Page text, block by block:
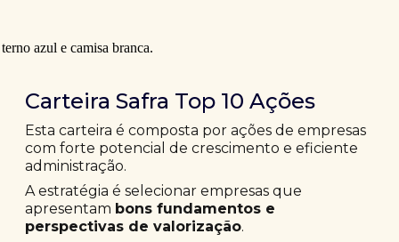
Carteira Safra Top 10 Ações
Esta carteira é composta por ações de empresas
com forte potencial de crescimento e eficiente
administração.
A estratégia é selecionar empresas que
apresentam bons fundamentos e
perspectivas de valorização.